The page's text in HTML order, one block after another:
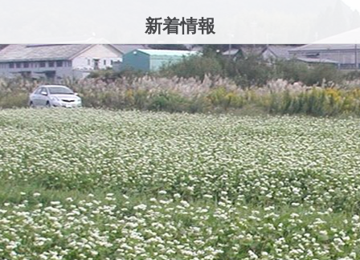
テ
ン
ツ
へ
ス
キ
ッ
プ
新着情報